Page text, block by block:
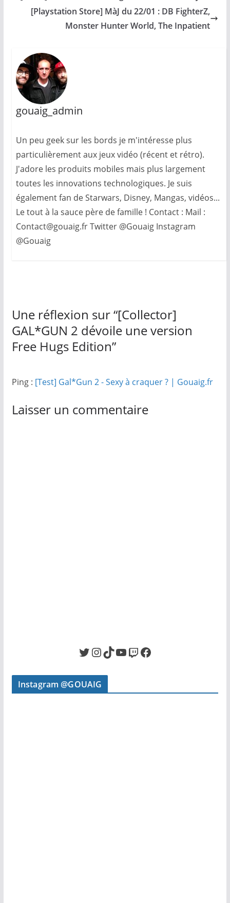
[Playstation Store] MàJ du 22/01 : DB FighterZ,
Monster Hunter World, The Inpatient
gouaig_admin
Un peu geek sur les bords je m'intéresse plus
particulièrement aux jeux vidéo (récent et rétro).
J'adore les produits mobiles mais plus largement
toutes les innovations technologiques. Je suis
également fan de Starwars, Disney, Mangas, vidéos...
Le tout à la sauce père de famille ! Contact : Mail :
Contact@gouaig.fr Twitter @Gouaig Instagram
@Gouaig
Une réflexion sur “[Collector]
GAL*GUN 2 dévoile une version
Free Hugs Edition”
Ping : [Test] Gal*Gun 2 - Sexy à craquer ? | Gouaig.fr
Laisser un commentaire
Twitter InstagramTikTok YouTube Twitch Facebook
Instagram @GOUAIG